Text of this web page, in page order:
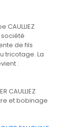
de fils
tricotage. La
:
CAULLIEZ
et bobinage